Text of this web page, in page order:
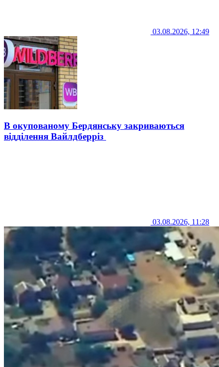
03.08.2026, 12:49
В окупованому Бердянську закриваються
відділення Вайлдберріз
03.08.2026, 11:28